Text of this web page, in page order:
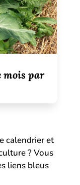
mois par
calendrier et
? Vous
liens bleus